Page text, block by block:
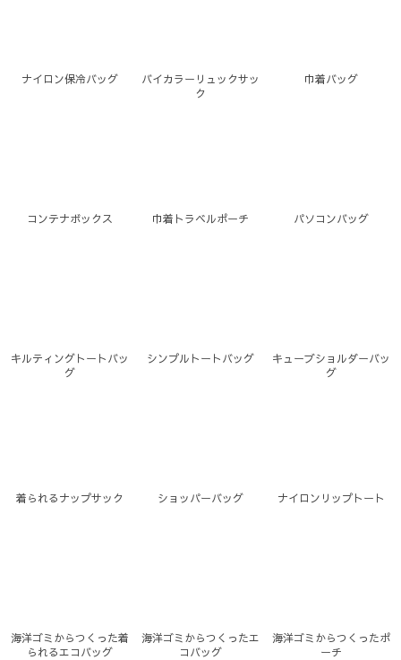
ナイロン保冷バッグ
バイカラーリュックサッ
ク
巾着バッグ
コンテナボックス 巾着トラベルポーチ パソコンバッグ
キルティングトートバッ
グ
シンプルトートバッグ
キューブショルダーバッ
グ
着られるナップサック ショッパーバッグ ナイロンリップトート
海洋ゴミからつくった着
られるエコバッグ
海洋ゴミからつくったエ
コバッグ
海洋ゴミからつくったポ
ーチ